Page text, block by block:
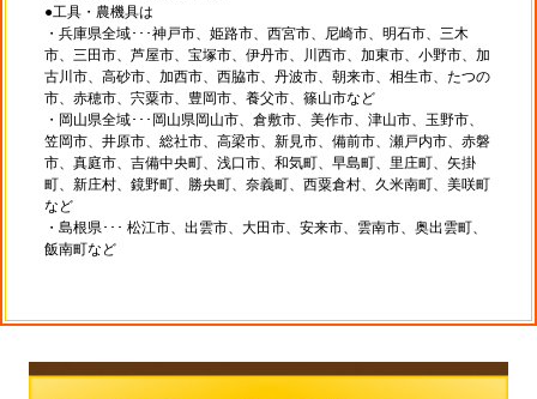
●工具・農機具は
・兵庫県全域･･･神戸市、姫路市、西宮市、尼崎市、明石市、三木
市、三田市、芦屋市、宝塚市、伊丹市、川西市、加東市、小野市、加
古川市、高砂市、加西市、西脇市、丹波市、朝来市、相生市、たつの
市、赤穂市、宍粟市、豊岡市、養父市、篠山市など
・岡山県全域･･･岡山県岡山市、倉敷市、美作市、津山市、玉野市、
笠岡市、井原市、総社市、高梁市、新見市、備前市、瀬戸内市、赤磐
市、真庭市、吉備中央町、浅口市、和気町、早島町、里庄町、矢掛
町、新庄村、鏡野町、勝央町、奈義町、西粟倉村、久米南町、美咲町
など
・島根県･･･ 松江市、出雲市、大田市、安来市、雲南市、奥出雲町、
飯南町など